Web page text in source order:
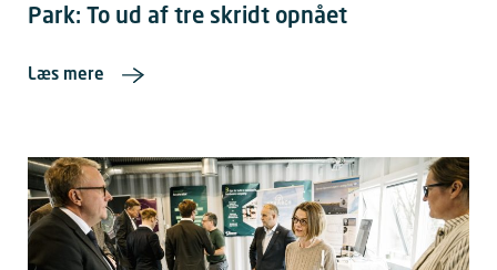
Park: To ud af tre skridt opnået
Læs mere